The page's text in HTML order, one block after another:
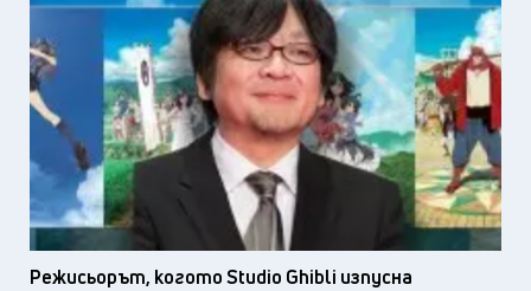
Режисьорът, когото Studio Ghibli изпусна